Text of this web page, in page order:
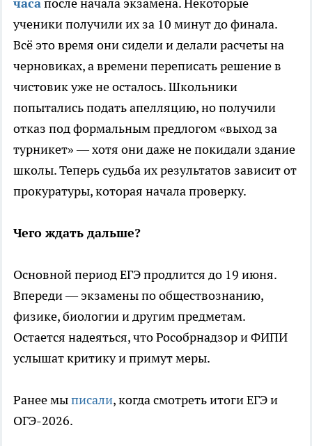
часапосле начала экзамена. Некоторые
ученики получили их за 10 минут до финала.
Всё это время они сидели и делали расчеты на
черновиках, а времени переписать решение в
чистовик уже не осталось. Школьники
попытались подать апелляцию, но получили
отказ под формальным предлогом «выход за
турникет» — хотя они даже не покидали здание
школы. Теперь судьба их результатов зависит от
прокуратуры, которая начала проверку.
Чего ждать дальше?
Основной период ЕГЭ продлится до 19 июня.
Впереди — экзамены по обществознанию,
физике, биологии и другим предметам.
Остается надеяться, что Рособрнадзор и ФИПИ
услышат критику и примут меры.
Ранее мыписали, когда смотреть итоги ЕГЭ и
ОГЭ-2026.